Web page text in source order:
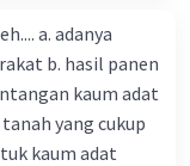
(TRIPS
kebijakan
menyediakan
a. adanya
b. hasil panen
kaum adat
yang cukup
kaum adat